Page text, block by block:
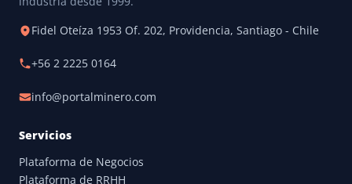
Fidel Oteíza 1953 Of. 202, Providencia, Santiago - Chile
+56 2 2225 0164
info@portalminero.com
Servicios
Plataforma de Negocios
Plataforma de RRHH